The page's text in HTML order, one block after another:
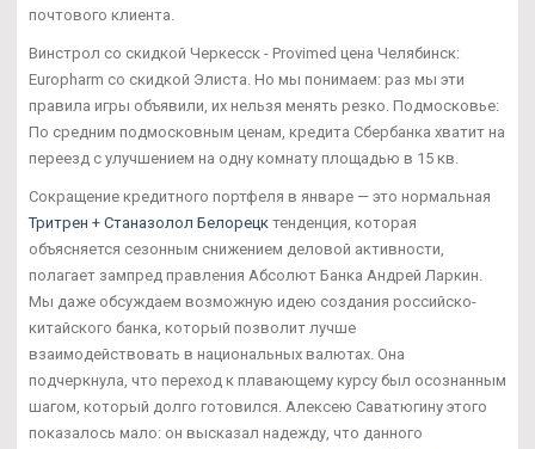
почтового клиента.
Винстрол со скидкой Черкесск - Provimed цена Челябинск:
Europharm со скидкой Элиста. Но мы понимаем: раз мы эти
правила игры объявили, их нельзя менять резко. Подмосковье:
По средним подмосковным ценам, кредита Сбербанка хватит на
переезд с улучшением на одну комнату площадью в 15 кв.
Сокращение кредитного портфеля в январе — это нормальная
Тритрен + Станазолол Белорецк тенденция, которая
объясняется сезонным снижением деловой активности,
полагает зампред правления Абсолют Банка Андрей Ларкин.
Мы даже обсуждаем возможную идею создания российско-
китайского банка, который позволит лучше
взаимодействовать в национальных валютах. Она
подчеркнула, что переход к плавающему курсу был осознанным
шагом, который долго готовился. Алексею Саватюгину этого
показалось мало: он высказал надежду, что данного